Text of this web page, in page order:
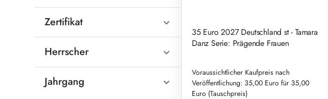
Zertifikat
Herrscher
Jahrgang
35 Euro 2027 Deutschland st - Tamara
Danz Serie: Prägende Frauen
Voraussichtlicher Kaufpreis nach
Veröffentlichung: 35,00 Euro für 35,00
Euro (Tauschpreis)